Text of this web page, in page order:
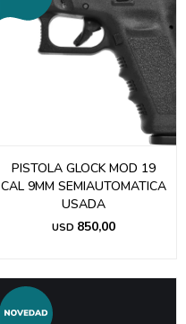
PISTOLA GLOCK MOD 19
CAL 9MM SEMIAUTOMATICA
USADA
USD 850,00